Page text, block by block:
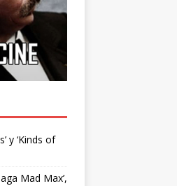
y ‘Kinds of
Mad Max’,